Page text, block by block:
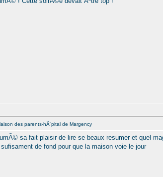
des parents-hÃ´pital de Margency
sa fait plaisir de lire se beaux resumer et quel
de fond pour que la maison voie le jour